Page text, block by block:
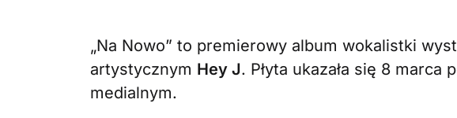
„Na Nowo” to premierowy album wokalistki
artystycznym Hey J. Płyta ukazała się 8 marca
medialnym.